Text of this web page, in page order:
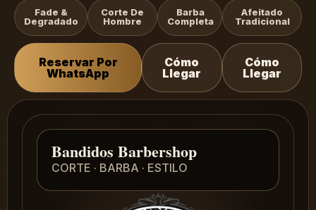
Fade &
Degradado
Corte De
Hombre
Barba
Completa
Afeitado
Tradicional
Reservar Por
WhatsApp
Cómo
Llegar
Cómo
Llegar
Bandidos Barbershop
CORTE · BARBA · ESTILO